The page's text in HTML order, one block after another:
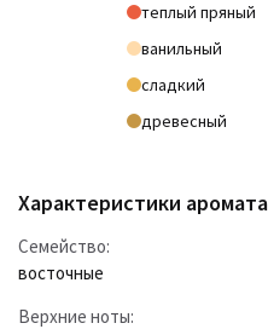
теплый пряный
ванильный
сладкий
древесный
Характеристики аромата
Семейство:
восточные
Верхние ноты: